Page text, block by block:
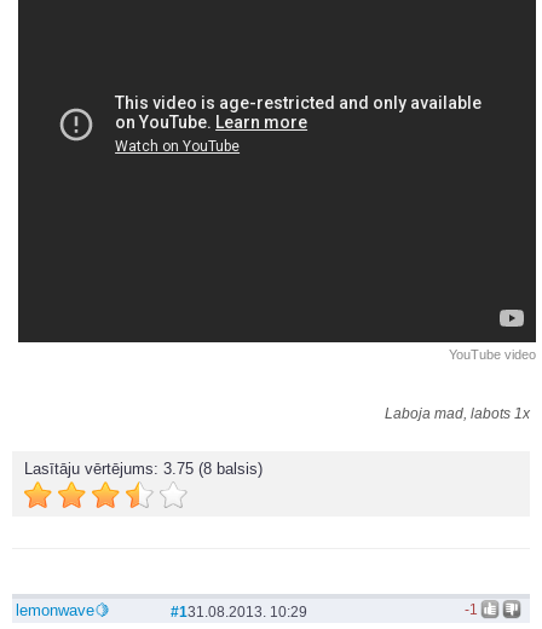
YouTube video
Laboja mad, labots 1x
Lasītāju vērtējums: 3.75 (8 balsis)
lemonwave🍋 -1
#131.08.2013. 10:29